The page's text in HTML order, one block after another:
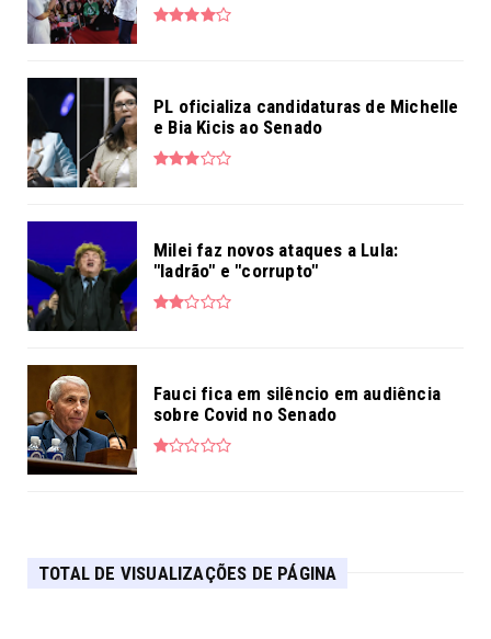
PL oficializa candidaturas de Michelle
e Bia Kicis ao Senado
Milei faz novos ataques a Lula:
"ladrão" e "corrupto"
Fauci fica em silêncio em audiência
sobre Covid no Senado
TOTAL DE VISUALIZAÇÕES DE PÁGINA